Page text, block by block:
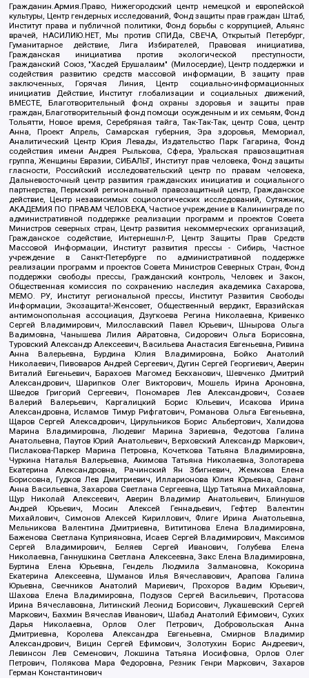
Гражданин.Армия.Право, Нижегородский центр немецкой и европейской
культуры, Центр гендерных исследований, Фонд защиты прав граждан Штаб,
Институт права и публичной политики, Фонд борьбы с коррупцией, Альянс
врачей, НАСИЛИЮ.НЕТ, Мы против СПИДа, СВЕЧА, Открытый Петербург,
Гуманитарное действие, Лига Избирателей, Правовая инициатива,
Гражданская инициатива против экологической преступности,
Гражданский Союз, "Хасдей Ерушалаим" (Милосердие), Центр поддержки и
содействия развитию средств массовой информации, В защиту прав
заключенных, Горячая Линия, Центр социально-информационных
инициатив Действие, Институт глобализации и социальных движений,
ВМЕСТЕ, Благотворительный фонд охраны здоровья и защиты прав
граждан, Благотворительный фонд помощи осужденным и их семьям, Фонд
Тольятти, Новое время, Серебряная тайга, Так-Так-Так, центр Сова, центр
Анна, Проект Апрель, Самарская губерния, Эра здоровья, Мемориал,
Аналитический Центр Юрия Левады, Издательство Парк Гагарина, Фонд
содействия имени Андрея Рылькова, Сфера, Уральская правозащитная
группа, Женщины Евразии, СИБАЛЬТ, Институт прав человека, Фонд защиты
гласности, Российский исследовательский центр по правам человека,
Дальневосточный центр развития гражданских инициатив и социального
партнерства, Пермский региональный правозащитный центр, Гражданское
действие, Центр независимых социологических исследований, Сутяжник,
АКАДЕМИЯ ПО ПРАВАМ ЧЕЛОВЕКА, Частное учреждение в Калининграде по
административной поддержке реализации программ и проектов Совета
Министров северных стран, Центр развития некоммерческих организаций,
Гражданское содействие, Интернешнл-Р, Центр Защиты Прав Средств
Массовой Информации, Институт развития прессы - Сибирь, Частное
учреждение в Санкт-Петербурге по административной поддержке
реализации программ и проектов Совета Министров Северных Стран, Фонд
поддержки свободы прессы, Гражданский контроль, Человек и Закон,
Общественная комиссия по сохранению наследия академика Сахарова,
МЕМО. РУ, Институт региональной прессы, Институт Развития Свободы
Информации, Экозащита!-Женсовет, Общественный вердикт, Евразийская
антимонопольная ассоциация, Дзугкоева Регина Николаевна, Кривенко
Сергей Владимирович, Милославский Павел Юрьевич, Шнырова Ольга
Вадимовна, Чанышева Лилия Айратовна, Сидорович Ольга Борисовна,
Туровский Александр Алексеевич, Васильева Анастасия Евгеньевна, Ривина
Анна Валерьевна, Бурдина Юлия Владимировна, Бойко Анатолий
Николаевич, Пивоваров Андрей Сергеевич, Дугин Сергей Георгиевич, Аверин
Виталий Евгеньевич, Барахоев Магомед Бекханович, Шевченко Дмитрий
Александрович, Шарипков Олег Викторович, Мошель Ирина Ароновна,
Шведов Григорий Сергеевич, Пономарев Лев Александрович, Созаев
Валерий Валерьевич, Каргалицкий Борис Юльевич, Исакова Ирина
Александровна, Исламов Тимур Рифгатович, Романова Ольга Евгеньевна,
Щаров Сергей Алексадрович, Цирульников Борис Альбертович, Халидова
Марина Владимировна, Людевиг Марина Зариевна, Федотова Галина
Анатольевна, Паутов Юрий Анатольевич, Верховский Александр Маркович,
Пислакова-Паркер Марина Петровна, Кочеткова Татьяна Владимировна,
Чуркина Наталья Валерьевна, Акимова Татьяна Николаевна, Золотарева
Екатерина Александровна, Рачинский Ян Збигневич, Жемкова Елена
Борисовна, Гудков Лев Дмитриевич, Илларионова Юлия Юрьевна, Саранг
Анна Васильевна, Захарова Светлана Сергеевна, Щур Татьяна Михайловна,
Щур Николай Алексеевич, Аверин Владимир Анатольевич, Блинушов
Андрей Юрьевич, Мосин Алексей Геннадьевич, Гефтер Валентин
Михайлович, Симонов Алексей Кириллович, Флиге Ирина Анатольевна,
Мельникова Валентина Дмитриевна, Вититинова Елена Владимировна,
Баженова Светлана Куприяновна, Исаев Сергей Владимирович, Максимов
Сергей Владимирович, Беляев Сергей Иванович, Голубева Елена
Николаевна, Ганнушкина Светлана Алексеевна, Закс Елена Владимировна,
Буртина Елена Юрьевна, Гендель Людмила Залмановна, Кокорина
Екатерина Алексеевна, Шуманов Илья Вячеславович, Арапова Галина
Юрьевна, Свечников Анатолий Мариевич, Прохоров Вадим Юрьевич,
Шахова Елена Владимировна, Подузов Сергей Васильевич, Протасова
Ирина Вячеславовна, Литинский Леонид Борисович, Лукашевский Сергей
Маркович, Бахмин Вячеслав Иванович, Шабад Анатолий Ефимович, Сухих
Дарья Николаевна, Орлов Олег Петрович, Добровольская Анна
Дмитриевна, Королева Александра Евгеньевна, Смирнов Владимир
Александрович, Вицин Сергей Ефимович, Золотухин Борис Андреевич,
Левинсон Лев Семенович, Локшина Татьяна Иосифовна, Орлов Олег
Петрович, Полякова Мара Федоровна, Резник Генри Маркович, Захаров
Герман Константинович